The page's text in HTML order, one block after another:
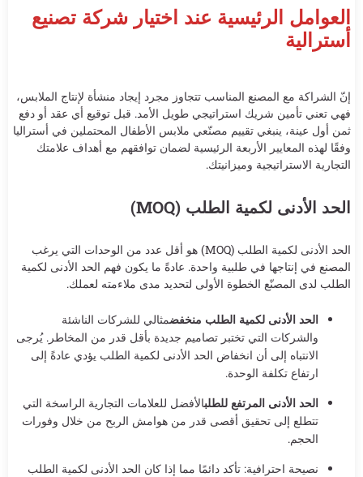
العوامل الرئيسية عند اختيار شركة تصنيع
أسترالية
إنّ الشراكة مع المصنع المناسب تتجاوز مجرد إيجاد منشأة لإنتاج الملابس،
فهي تعني تأمين شريك استراتيجي طويل الأمد. قبل توقيع أي عقد أو دفع
ثمن أول عينة، ينبغي تقييم مصنّعي ملابس الأطفال المحتملين في أستراليا
وفقًا لهذه المعايير الأربعة الرئيسية لضمان توافقهم مع أهداف علامتك
التجارية الاستراتيجية وميزانيتك.
الحد الأدنى لكمية الطلب (MOQ)
الحد الأدنى لكمية الطلب (MOQ) هو أقل عدد من الوحدات التي يرغب
المصنع في إنتاجها في طلبية واحدة. عادةً ما يكون فهم الحد الأدنى لكمية
الطلب لدى المصنّع الخطوة الأولى لتحديد مدى ملاءمته لعملك.
الحد الأدنى لكمية الطلب منخفضمثالي للشركات الناشئة
والشركات التي تختبر تصاميم جديدة بأقل قدر من المخاطر. يُرجى
الانتباه إلى أن انخفاض الحد الأدنى لكمية الطلب يؤدي عادةً إلى
ارتفاع تكلفة الوحدة.
الحد الأدنى المرتفع للطلبالأفضل للعلامات التجارية الراسخة التي
تتطلع إلى تحقيق أقصى قدر من هوامش الربح من خلال وفورات
الحجم.
نصيحة احترافية: تأكد دائمًا مما إذا كان الحد الأدنى لكمية الطلب